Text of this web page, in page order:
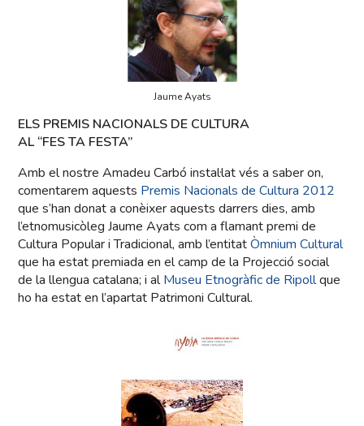
Jaume Ayats
ELS PREMIS NACIONALS DE CULTURA
AL “FES TA FESTA”
Amb el nostre Amadeu Carbó instal·lat vés a saber on,
comentarem aquests Premis Nacionals de Cultura 2012
que s’han donat a conèixer aquests darrers dies, amb
l’etnomusicòleg Jaume Ayats com a flamant premi de
Cultura Popular i Tradicional, amb l’entitatÒmnium Cultural
que ha estat premiada en el camp de la Projecció social
de la llengua catalana; i alMuseu Etnogràfic de Ripollque
ho ha estat en l’apartat Patrimoni Cultural.